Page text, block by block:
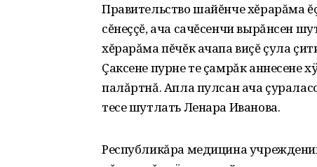
Правительство шайĕнче хĕрарăма
сĕнеççĕ, ача сачĕсенчи вырăнсен
хĕрарăма пĕчĕк ачапа виçĕ çула
Çаксене пурне те çамрăк аннесене
палăртнă. Апла пулсан ача
тесе шутлать Ленара Иванова.
Республикăра медицина